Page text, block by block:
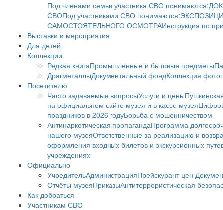
Под членами семьи участника СВО понимаются:
СВОПод участниками СВО понимаются:
САМОСТОЯТЕЛЬНОГО ОСМОТРАИнструкция по
Выставки и мероприятия
Для детей
Коллекции
Редкая книгаПромышленные и бытовые предметы
ДрагметаллыДокументальный фондКоллекция
Посетителю
Часто задаваемые вопросыУслуги и цены
на официальном сайте музея и в кассе музея
праздников в 2026 годуБорьба с мошенничеством
Антинаркотическая пропагандаПрограмма
нашего музеяОтветственные за реализацию и
оформления входных билетов и экскурсионных
учреждениях
Официально
УчредительАдминистрацияПрейскурант цен
Отчёты музеяПриказыАнтитеррористическая
Как добраться
Участникам СВО